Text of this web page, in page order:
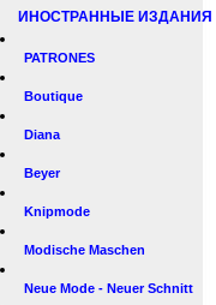
ИНОСТРАННЫЕ ИЗДАНИЯ
PATRONES
Boutique
Diana
Beyer
Knipmode
Modische Maschen
Neue Mode - Neuer Schnitt